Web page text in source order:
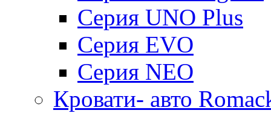
Серия UNO Plus
Серия EVO
Серия NEO
Кровати- авто